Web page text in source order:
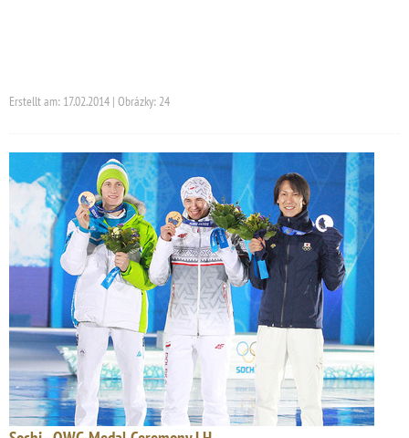
Erstellt am: 17.02.2014 | Obrázky: 24